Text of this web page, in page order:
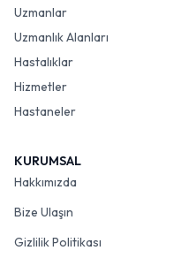
Uzmanlar
Uzmanlık Alanları
Hastalıklar
Hizmetler
Hastaneler
KURUMSAL
Hakkımızda
Bize Ulaşın
Gizlilik Politikası